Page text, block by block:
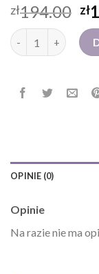
zł194.00 zł
ilość torby plażowe
OPINIE (0)
Opinie
Na razie nie ma